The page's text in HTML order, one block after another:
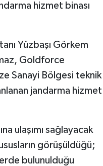
hizmet binası
Yüzbaşı Görkem
Goldforce
Sanayi Bölgesi teknik
jandarma hizmet
ulaşımı sağlayacak
görüşüldüğü;
bulunulduğu